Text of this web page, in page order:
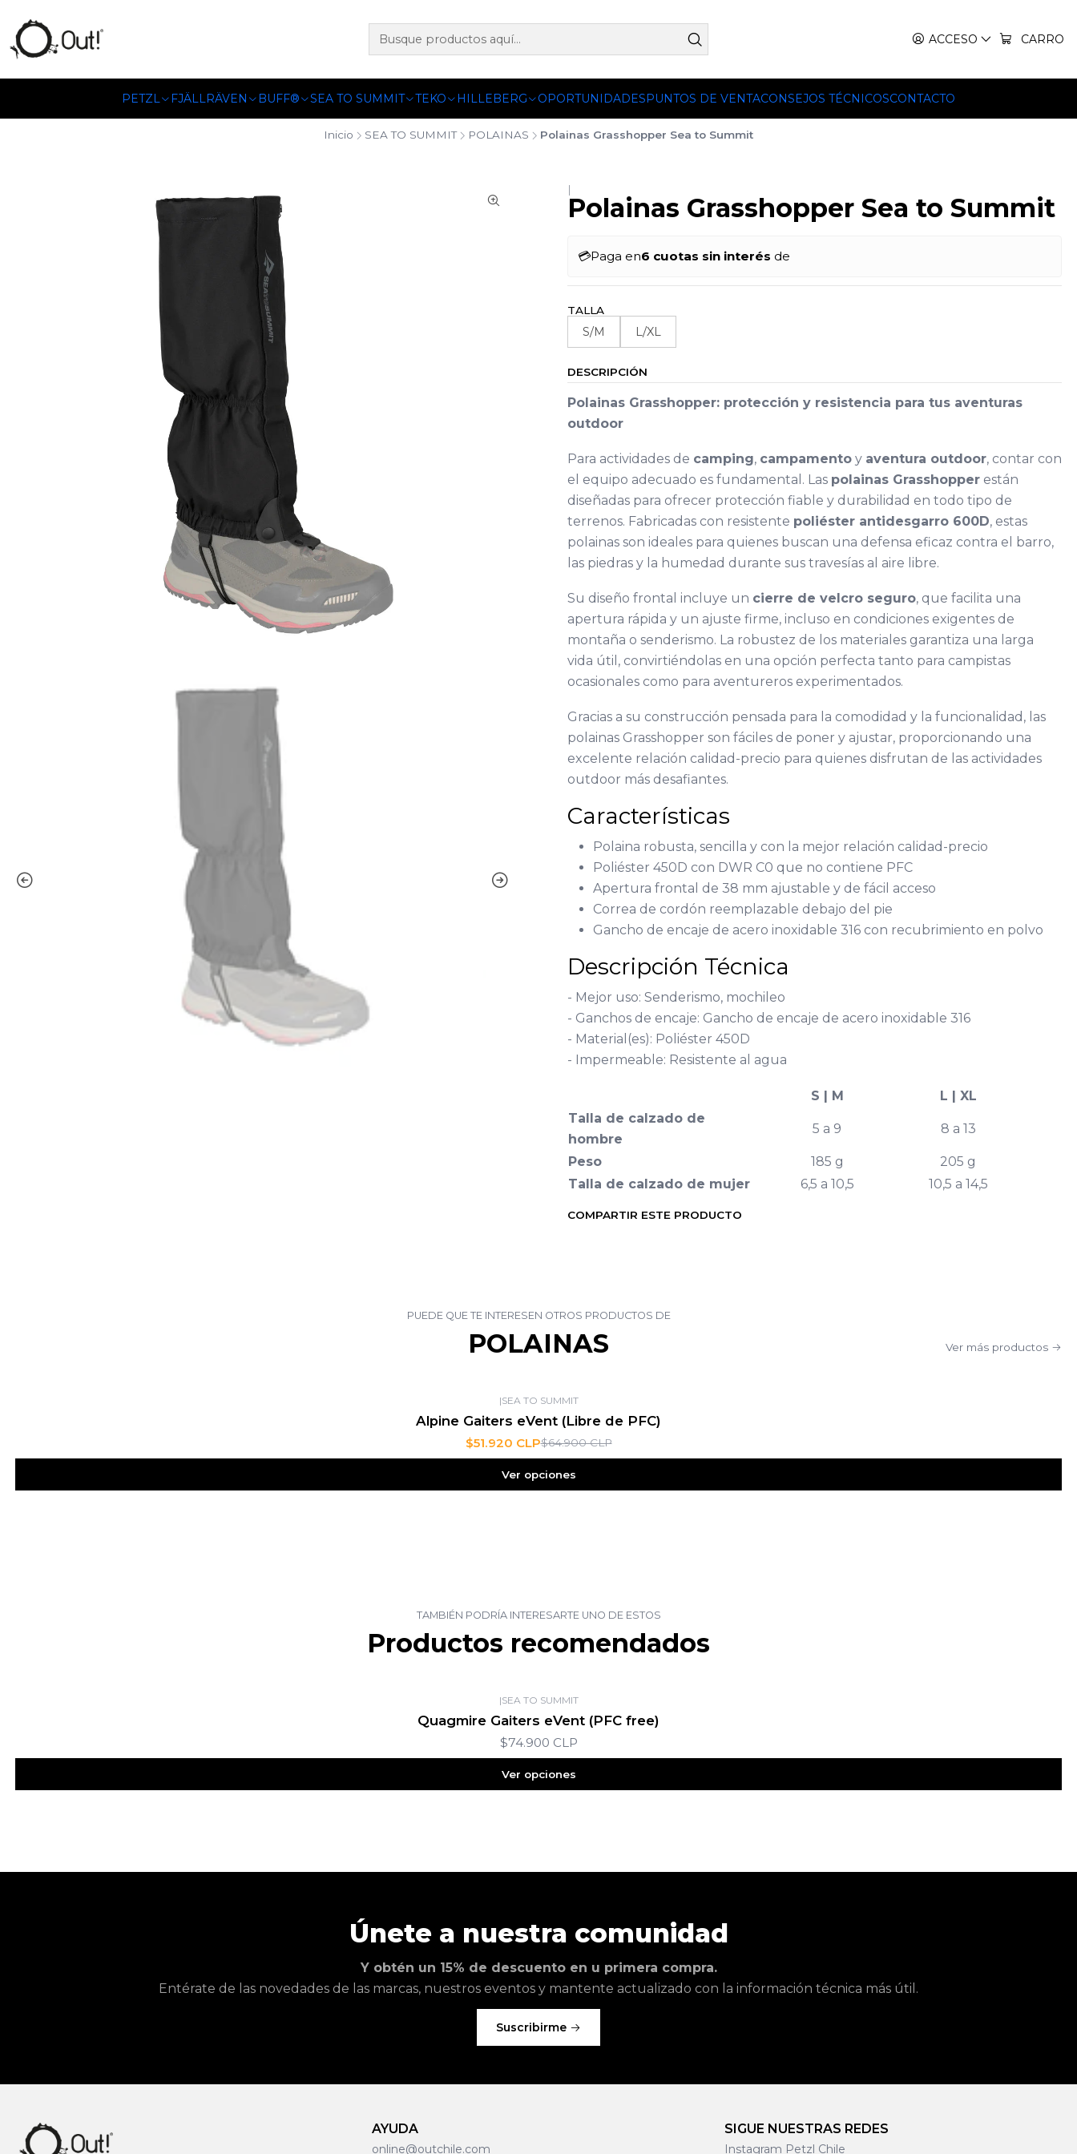
ACCESO CARRO
PETZL FJÄLLRÄVEN BUFF® SEA TO SUMMIT TEKO HILLEBERG OPORTUNIDADESPUNTOS DE VENTACONSEJOS TÉCNICOSCONTACTO
Inicio SEA TO SUMMIT POLAINAS Polainas Grasshopper Sea to Summit
|
Polainas Grasshopper Sea to Summit
💳Paga en6 cuotas sin interés de
TALLA
S/M L/XL
DESCRIPCIÓN
Polainas Grasshopper: protección y resistencia para tus aventuras
outdoor
Para actividades de camping, campamento y aventura outdoor, contar con
el equipo adecuado es fundamental. Las polainas Grasshopper están
diseñadas para ofrecer protección fiable y durabilidad en todo tipo de
terrenos. Fabricadas con resistente poliéster antidesgarro 600D, estas
polainas son ideales para quienes buscan una defensa eficaz contra el barro,
las piedras y la humedad durante sus travesías al aire libre.
Su diseño frontal incluye un cierre de velcro seguro, que facilita una
apertura rápida y un ajuste firme, incluso en condiciones exigentes de
montaña o senderismo. La robustez de los materiales garantiza una larga
vida útil, convirtiéndolas en una opción perfecta tanto para campistas
ocasionales como para aventureros experimentados.
Gracias a su construcción pensada para la comodidad y la funcionalidad, las
polainas Grasshopper son fáciles de poner y ajustar, proporcionando una
excelente relación calidad-precio para quienes disfrutan de las actividades
outdoor más desafiantes.
Características
Polaina robusta, sencilla y con la mejor relación calidad-precio
Poliéster 450D con DWR C0 que no contiene PFC
Apertura frontal de 38 mm ajustable y de fácil acceso
Correa de cordón reemplazable debajo del pie
Gancho de encaje de acero inoxidable 316 con recubrimiento en polvo
Descripción Técnica
- Mejor uso: Senderismo, mochileo
- Ganchos de encaje: Gancho de encaje de acero inoxidable 316
- Material(es): Poliéster 450D
- Impermeable: Resistente al agua
S | M
L | XL
Talla de calzado de
hombre
5 a 9 8 a 13
Peso 185 g
205 g
Talla de calzado de mujer
6,5 a 10,5 10,5 a 14,5
COMPARTIR ESTE PRODUCTO
PUEDE QUE TE INTERESEN OTROS PRODUCTOS DE
POLAINAS Ver más productos
|SEA TO SUMMIT
Alpine Gaiters eVent (Libre de PFC)
$51.920 CLP$64.900 CLP
Ver opciones
TAMBIÉN PODRÍA INTERESARTE UNO DE ESTOS
Productos recomendados
|SEA TO SUMMIT
Quagmire Gaiters eVent (PFC free)
$74.900 CLP
Ver opciones
Únete a nuestra comunidad
Y obtén un 15% de descuento en u primera compra.
Entérate de las novedades de las marcas, nuestros eventos y mantente actualizado con la información técnica más útil.
Suscribirme
AYUDA
online@outchile.com
SIGUE NUESTRAS REDES
Instagram Petzl Chile